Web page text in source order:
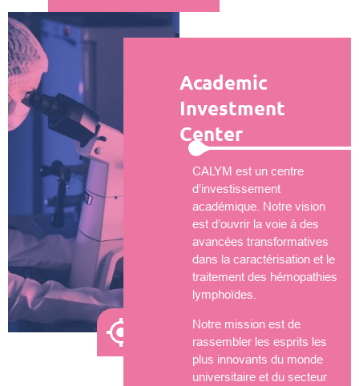
Academic
Investment
Center
CALYM est un centre
d’investissement
académique. Notre vision
est d’ouvrir la voie à des
avancées transformatives
dans la caractérisation et le
traitement des hémopathies
lymphoïdes.
Notre mission est de
rassembler les esprits les
plus innovants du monde
universitaire et du secteur